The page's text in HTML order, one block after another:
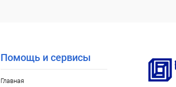
Помощь и сервисы
Главная